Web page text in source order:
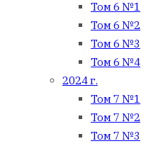
Том 6 №1
Том 6 №2
Том 6 №3
Том 6 №4
2024 г.
Том 7 №1
Том 7 №2
Том 7 №3